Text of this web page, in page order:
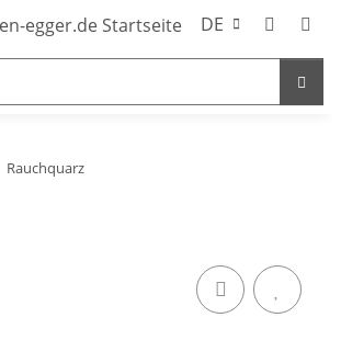
DE
Rauchquarz